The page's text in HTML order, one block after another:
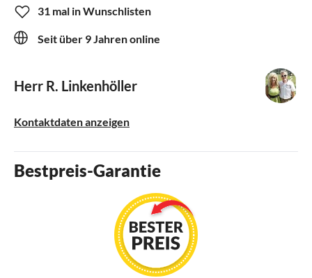
31 mal in Wunschlisten
Seit über 9 Jahren online
Herr R. Linkenhöller
Kontaktdaten anzeigen
Bestpreis-Garantie